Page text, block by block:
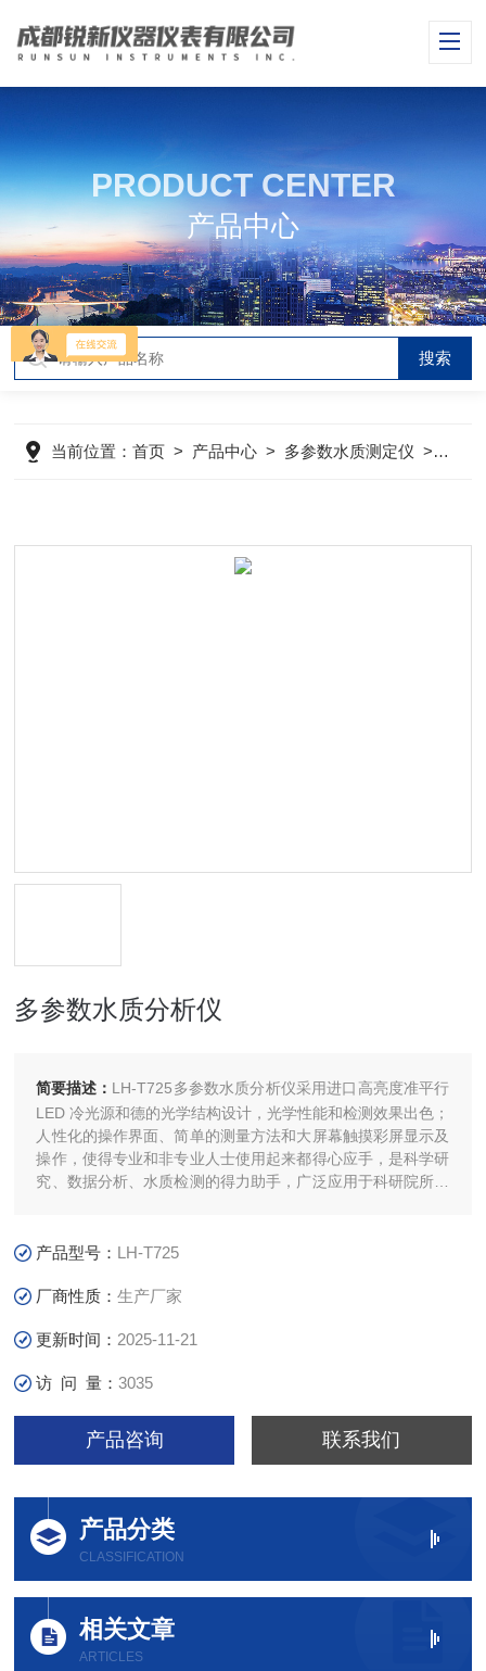
PRODUCT CENTER
产品中心
当前位置：首页 > 产品中心 > 多参数水质测定仪 > 在线
多参数水质分析仪
简要描述： LH-T725多参数水质分析仪采用进口高亮度准平行
LED 冷光源和德的光学结构设计，光学性能和检测效果出色；
人性化的操作界面、简单的测量方法和大屏幕触摸彩屏显示及
操作，使得专业和非专业人士使用起来都得心应手，是科学研
究、数据分析、水质检测的得力助手，广泛应用于科研院所、
产品型号： LH-T725
厂商性质：生产厂家
更新时间： 2025-11-21
访 问 量：3035
产品咨询 联系我们
产品分类
CLASSIFICATION
相关文章
ARTICLES